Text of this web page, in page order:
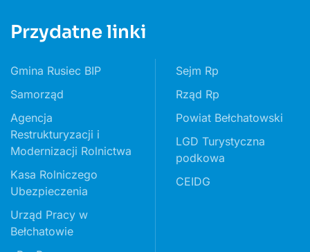
Przydatne linki
Gmina Rusiec BIP
Samorząd
Agencja
Restrukturyzacji i
Modernizacji Rolnictwa
Kasa Rolniczego
Ubezpieczenia
Urząd Pracy w
Bełchatowie
Sejm Rp
Rząd Rp
Powiat Bełchatowski
LGD Turystyczna
podkowa
CEIDG